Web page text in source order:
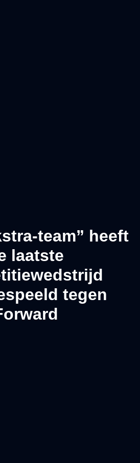
team” heeft
laatste
tegen